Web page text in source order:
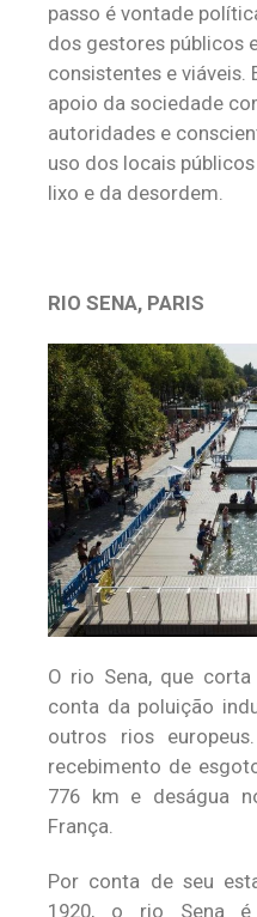
passo é vontade
dos gestores públicos
consistentes e viáveis.
apoio da sociedade
autoridades e
uso dos locais
lixo e da desordem.
RIO SENA, PARIS
O rio Sena, que
conta da poluição
outros rios
recebimento de
776 km e deságua
França.
Por conta de seu
1920, o rio Sena é